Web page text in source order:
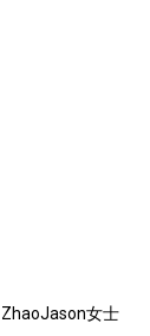
ZhaoJason女士